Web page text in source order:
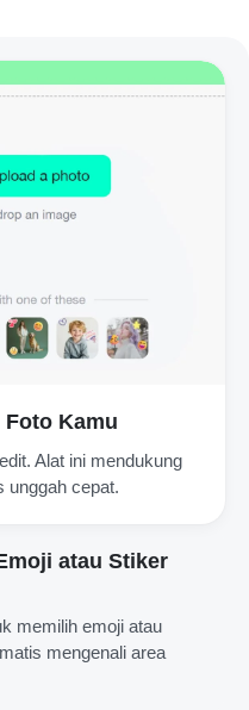
Kamu
Alat ini mendukung
unggah cepat.
atau Stiker
memilih emoji atau
mengenali area